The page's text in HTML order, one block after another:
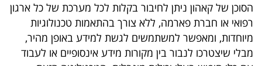
הסוכן של קאהון ניתן לחיבור בקלות לכל מערכת של כל ארגון
רפואי או חברת פארמה, ללא צורך בהתאמות טכנולוגיות
מיוחדות, ומאפשר למשתמשים לגשת למידע באופן מהיר,
מבלי שיצטרכו לנבור בין מקורות מידע אינסופיים או לעבוד